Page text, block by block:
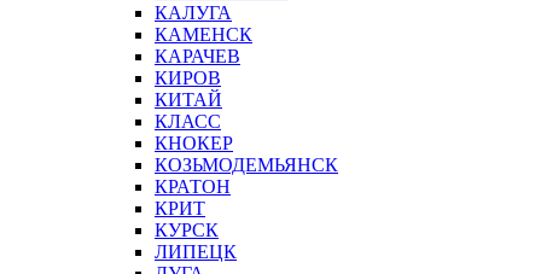
КАЛУГА
КАМЕНСК
КАРАЧЕВ
КИРОВ
КИТАЙ
КЛАСС
КНОКЕР
КОЗЬМОДЕМЬЯНСК
КРАТОН
КРИТ
КУРСК
ЛИПЕЦК